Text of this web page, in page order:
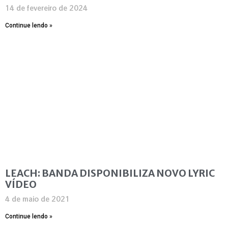
14 de fevereiro de 2024
Continue lendo »
LEACH: BANDA DISPONIBILIZA NOVO LYRIC
VÍDEO
4 de maio de 2021
Continue lendo »